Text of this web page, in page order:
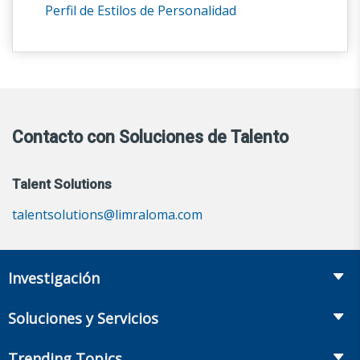
Perfil de Estilos de Personalidad
Contacto con Soluciones de Talento
Talent Solutions
talentsolutions@limraloma.com
Investigación
Soluciones y Servicios